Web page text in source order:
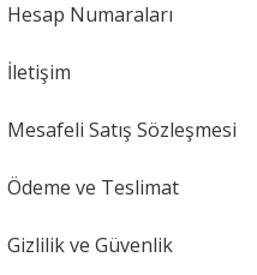
Hesap Numaraları
İletişim
Mesafeli Satış Sözleşmesi
Ödeme ve Teslimat
Gizlilik ve Güvenlik